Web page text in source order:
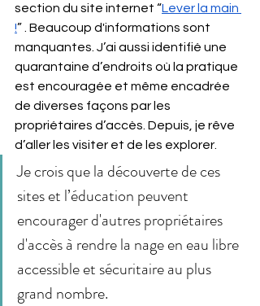
section du site internet “Lever la main
!” . Beaucoup d'informations sont
manquantes. J’ai aussi identifié une
quarantaine d’endroits où la pratique
est encouragée et même encadrée
de diverses façons par les
propriétaires d’accès. Depuis, je rêve
d’aller les visiter et de les explorer.
Je crois que la découverte de ces
sites et l’éducation peuvent
encourager d'autres propriétaires
d'accès à rendre la nage en eau libre
accessible et sécuritaire au plus
grand nombre.